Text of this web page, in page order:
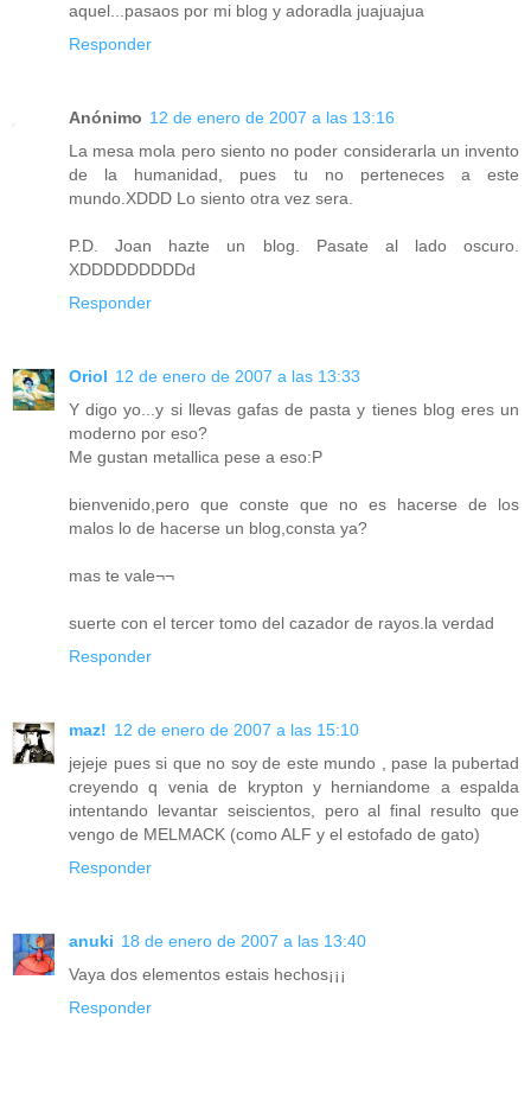
aquel...pasaos por mi blog y adoradla juajuajua
Responder
Anónimo 12 de enero de 2007 a las 13:16
La mesa mola pero siento no poder considerarla un invento
de la humanidad, pues tu no perteneces a este
mundo.XDDD Lo siento otra vez sera.
P.D. Joan hazte un blog. Pasate al lado oscuro.
XDDDDDDDDDd
Responder
Oriol 12 de enero de 2007 a las 13:33
Y digo yo...y si llevas gafas de pasta y tienes blog eres un
moderno por eso?
Me gustan metallica pese a eso:P
bienvenido,pero que conste que no es hacerse de los
malos lo de hacerse un blog,consta ya?
mas te vale¬¬
suerte con el tercer tomo del cazador de rayos.la verdad
Responder
maz! 12 de enero de 2007 a las 15:10
jejeje pues si que no soy de este mundo , pase la pubertad
creyendo q venia de krypton y herniandome a espalda
intentando levantar seiscientos, pero al final resulto que
vengo de MELMACK (como ALF y el estofado de gato)
Responder
anuki 18 de enero de 2007 a las 13:40
Vaya dos elementos estais hechos¡¡¡
Responder